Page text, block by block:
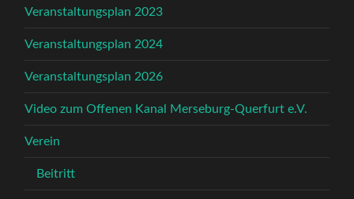
Veranstaltungsplan 2023
Veranstaltungsplan 2024
Veranstaltungsplan 2026
Video zum Offenen Kanal Merseburg-Querfurt e.V.
Verein
Beitritt